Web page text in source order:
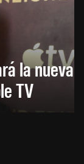
la nueva
TV